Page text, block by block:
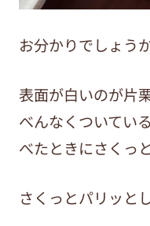
お分かりでしょうか
表面が白いのが片
べんなくついてい
べたときにさくっ
さくっとパリッと